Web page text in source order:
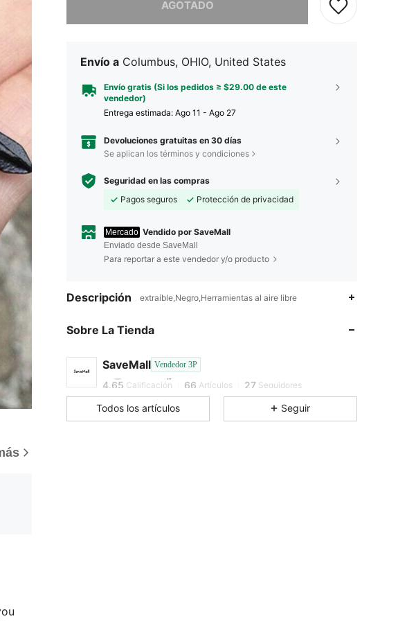
AGOTADO
Envío a Columbus, OHIO, United States
Envío gratis (Si los pedidos ≥ $29.00 de este
vendedor)
Entrega estimada: Ago 11 - Ago 27
Devoluciones gratuitas en 30 días
Se aplican los términos y condiciones
Seguridad en las compras
Pagos seguros
Protección de privacidad
Mercado Vendido por SaveMall
Enviado desde SaveMall
Para reportar a este vendedor y/o producto
Descripción extraíble,Negro,Herramientas al aire libre
Sobre La Tienda
SaveMall Vendedor 3P
4.65
d***eseguidoHace 1 día
4.65 Calificación 66 Artículos 27 Seguidores
4.65
Todos los artículos Seguir